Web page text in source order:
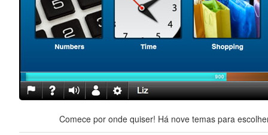
Comece por onde quiser! Há nove temas para